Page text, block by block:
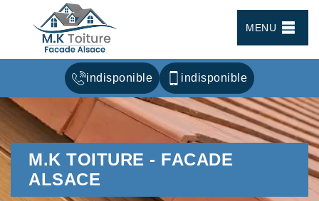
MENU
indisponible indisponible
M.K TOITURE - FACADE
ALSACE